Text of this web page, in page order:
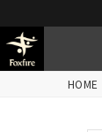
HOME